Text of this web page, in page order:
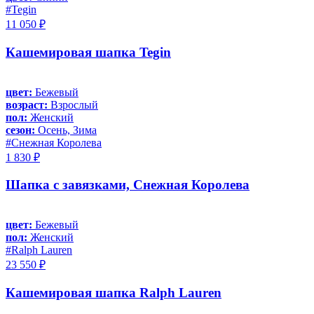
#Tegin
11 050 ₽
Кашемировая шапка Tegin
цвет: Бежевый
возраст: Взрослый
пол: Женский
сезон: Осень, Зима
#Снежная Королева
1 830 ₽
Шапка с завязками, Снежная Королева
цвет: Бежевый
пол: Женский
#Ralph Lauren
23 550 ₽
Кашемировая шапка Ralph Lauren